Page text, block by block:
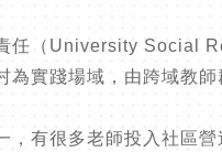
任（University Social
實踐場域，由跨域教
，有很多老師投入社區